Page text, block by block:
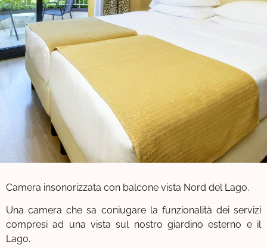
Camera insonorizzata con balcone vista Nord del Lago.
Una camera che sa coniugare la funzionalità dei servizi
compresi ad una vista sul nostro giardino esterno e il
Lago.